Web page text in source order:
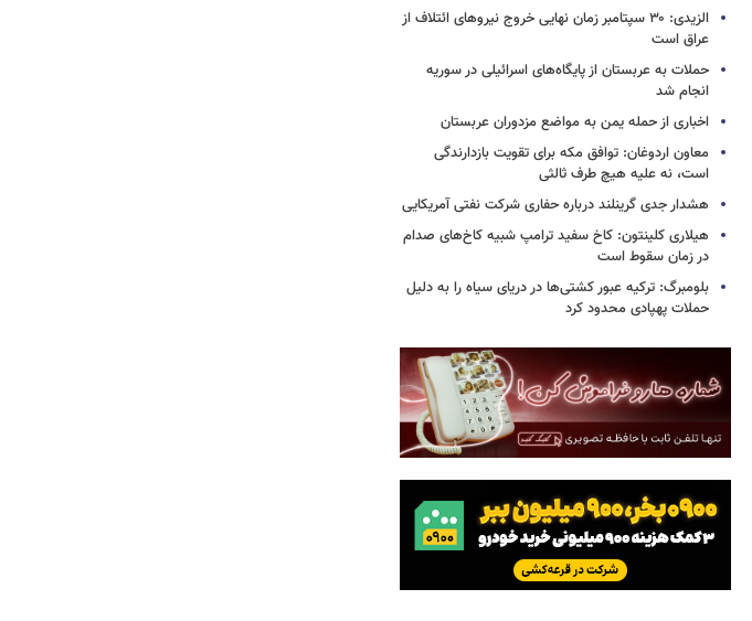
الزیدی: ۳۰ سپتامبر زمان نهایی خروج نیروهای ائتلاف از
عراق است
حملات به عربستان از پایگاه‌های اسرائیلی در سوریه
انجام شد
اخباری از حمله یمن به مواضع مزدوران عربستان
معاون اردوغان: توافق مکه برای تقویت بازدارندگی
است، نه علیه هیچ طرف ثالثی
هشدار جدی گرینلند درباره حفاری شرکت نفتی آمریکایی
هیلاری کلینتون: کاخ سفید ترامپ شبیه کاخ‌های صدام
در زمان سقوط است
بلومبرگ: ترکیه عبور کشتی‌ها در دریای سیاه را به دلیل
حملات پهپادی محدود کرد